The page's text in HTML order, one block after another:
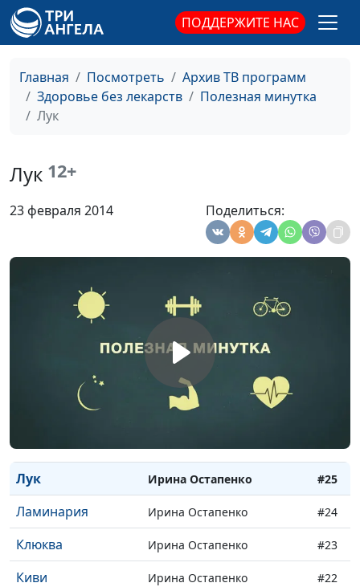
ПОДДЕРЖИТЕ НАС
Главная Посмотреть
Архив ТВ программ
Здоровье без лекарств
Полезная минутка
Лук
Лук 12+
23 февраля 2014 Поделиться:
Чечевица Ирина Остапенко #38
Тыква Ирина Остапенко
Томат
Сладкий перец
Ирина Остапенко #32
Пророщенная
Ирина Остапенко #31
Пища для ума Ирина Остапенко
Оливковое масло Ирина Остапенко
Ирина Остапенко
Ирина Остапенко
Морковь Ирина Остапенко #26
Лук Ирина Остапенко #25
Ламинария Ирина Остапенко #24
Клюква Ирина Остапенко #23
Киви Ирина Остапенко #22